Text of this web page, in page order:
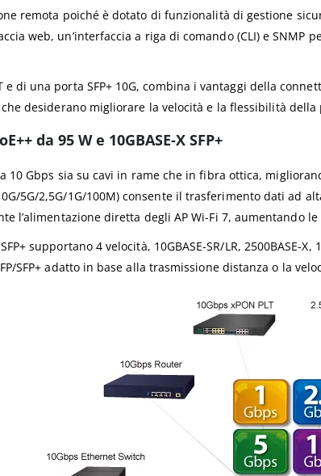
remota poiché è dotato di funzionalità di gestione
web, un’interfaccia a riga di comando (CLI) e
e di una porta SFP+ 10G, combina i vantaggi della
che desiderano migliorare la velocità e la flessibilità
da 95 W e 10GBASE-X SFP+
a 10 Gbps sia su cavi in ​​rame che in fibra ottica,
5G/2,5G/1G/100M) consente il trasferimento dati ad
l’alimentazione diretta degli AP Wi-Fi 7, aumentando
supportano 4 velocità, 10GBASE-SR/LR, 2500BASE-
SFP+ adatto in base alla trasmissione distanza o la